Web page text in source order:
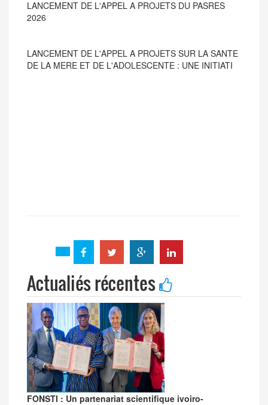
LANCEMENT DE L'APPEL A PROJETS SUR LA SANTE
DE LA MERE ET DE L'ADOLESCENTE : UNE INITIATI
Actualiés récentes
FONSTI : Un partenariat scientifique ivoiro-